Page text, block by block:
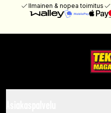
Ilmainen & nopea toimitus